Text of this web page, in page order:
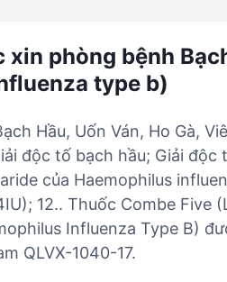
phòng bệnh
type b)
Hầu, Uốn Ván, Ho Gà,
độc tố bạch hầu; Giải
của Haemophilus
12.. Thuốc Combe Five
Influenza Type B)
QLVX-1040-17.